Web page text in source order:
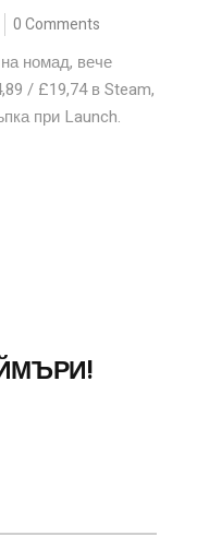
0 Comments
номад, вече
/ £19,74 в Steam,
при Launch.